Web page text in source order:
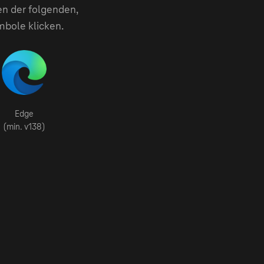
der folgenden,
klicken.
Edge
(min. v138)